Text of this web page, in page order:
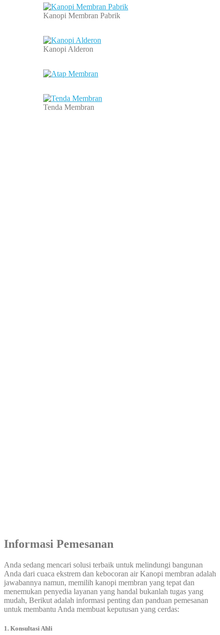
Kanopi Membran Pabrik
Kanopi Alderon
Tenda Membran
Informasi Pemesanan
Anda sedang mencari solusi terbaik untuk melindungi bangunan
Anda dari cuaca ekstrem dan kebocoran air Kanopi membran adalah
jawabannya namun, memilih kanopi membran yang tepat dan
menemukan penyedia layanan yang handal bukanlah tugas yang
mudah, Berikut adalah informasi penting dan panduan pemesanan
untuk membantu Anda membuat keputusan yang cerdas:
1. Konsultasi Ahli